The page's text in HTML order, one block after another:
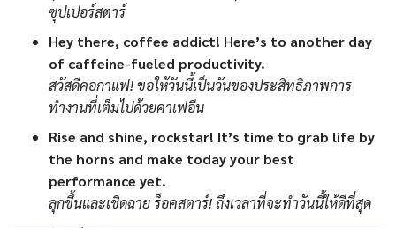
ซุปเปอร์สตาร์
Hey there, coffee addict! Here’s to another day
of caffeine-fueled productivity.
สวัสดีคอกาแฟ! ขอให้วันนี้เป็นวันของประสิทธิภาพการ
ทำงานที่เต็มไปด้วยคาเฟอีน
Rise and shine, rockstar! It’s time to grab life by
the horns and make today your best
performance yet.
ลุกขึ้นและเชิดฉาย ร็อคสตาร์! ถึงเวลาที่จะทำวันนี้ให้ดีที่สุด